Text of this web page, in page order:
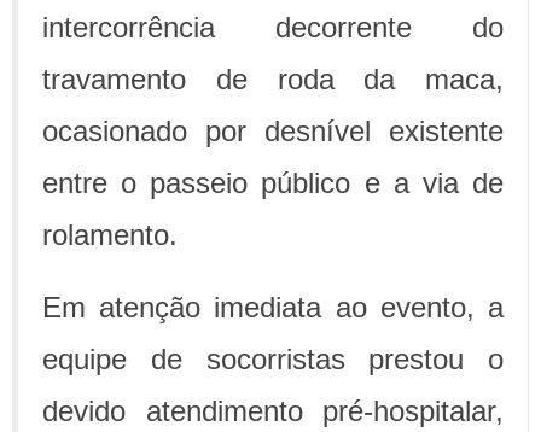
intercorrência decorrente do
travamento de roda da maca,
ocasionado por desnível existente
entre o passeio público e a via de
rolamento.
Em atenção imediata ao evento, a
equipe de socorristas prestou o
devido atendimento pré-hospitalar,